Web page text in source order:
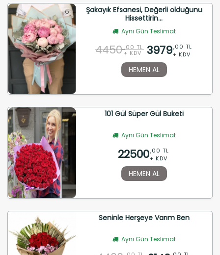
Şakayık Efsanesi, Değerli olduğunu
Hissettirin...
Aynı Gün Teslimat
4450 ,00 TL
+ KDV 3979,00 TL
+ KDV
HEMEN AL
101 Gül Süper Gül Buketi
Aynı Gün Teslimat
22500,00 TL
+ KDV
HEMEN AL
Seninle Herşeye Varım Ben
Aynı Gün Teslimat